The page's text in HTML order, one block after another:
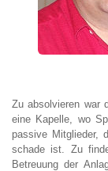
Zu absolvieren war
eine Kapelle, wo
passive Mitglieder,
schade ist. Zu
Betreuung der